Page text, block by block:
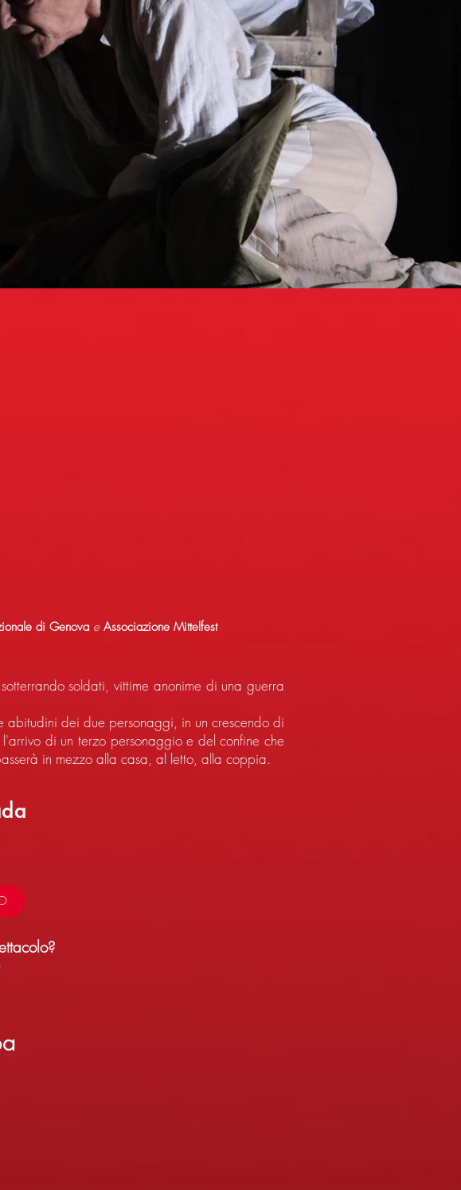
di Genova eAssociazione Mittelfest
soldati, vittime anonime di una guerra
abitudini dei due personaggi, in un crescendo di
di un terzo personaggio e del confine che
in mezzo alla casa, al letto, alla coppia.